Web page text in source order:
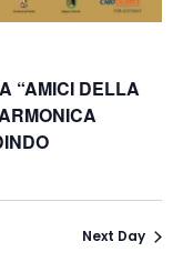
“AMICI DELLA
Next Day